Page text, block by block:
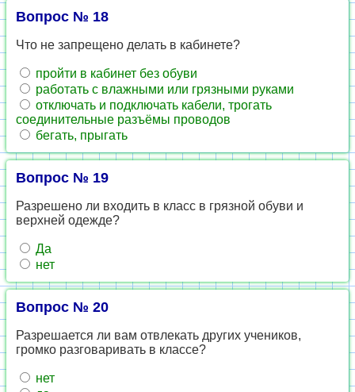
Вопрос № 18
Что не запрещено делать в кабинете?
пройти в кабинет без обуви
работать с влажными или грязными руками
отключать и подключать кабели, трогать
соединительные разъёмы проводов
бегать, прыгать
Вопрос № 19
Разрешено ли входить в класс в грязной обуви и
верхней одежде?
Да
нет
Вопрос № 20
Разрешается ли вам отвлекать других учеников,
громко разговаривать в классе?
нет